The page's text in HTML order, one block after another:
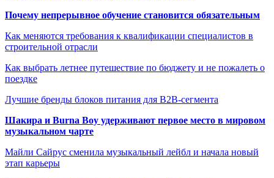
Почему непрерывное обучение становится обязательным
Как меняются требования к квалификации специалистов в
строительной отрасли
Как выбрать летнее путешествие по бюджету и не пожалеть о
поездке
Лучшие бренды блоков питания для B2B-сегмента
Шакира и Burna Boy удерживают первое место в мировом
музыкальном чарте
Майли Сайрус сменила музыкальный лейбл и начала новый
этап карьеры